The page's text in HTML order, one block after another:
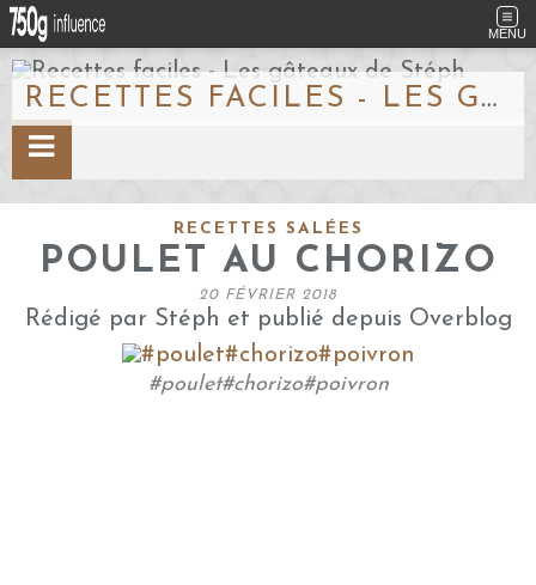
MENU
RECETTES FACILES - LES GÂTEAUX DE STÉPH
RECETTES SALÉES
POULET AU CHORIZO
20 FÉVRIER 2018
Rédigé par Stéph et publié depuis Overblog
#poulet#chorizo#poivron